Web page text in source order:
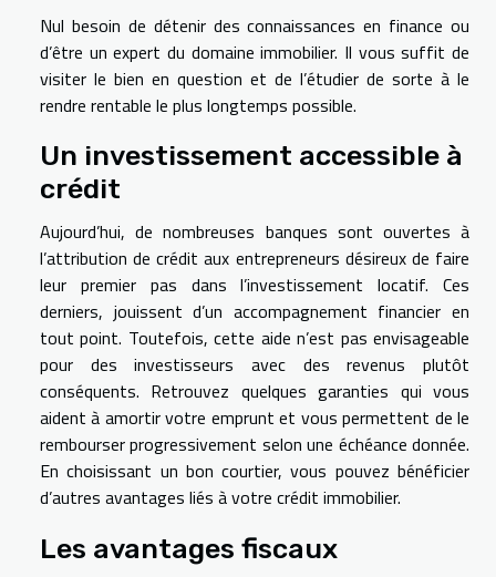
Nul besoin de détenir des connaissances en finance ou
d’être un expert du domaine immobilier. Il vous suffit de
visiter le bien en question et de l’étudier de sorte à le
rendre rentable le plus longtemps possible.
Un investissement accessible à
crédit
Aujourd’hui, de nombreuses banques sont ouvertes à
l’attribution de crédit aux entrepreneurs désireux de faire
leur premier pas dans l’investissement locatif. Ces
derniers, jouissent d’un accompagnement financier en
tout point. Toutefois, cette aide n’est pas envisageable
pour des investisseurs avec des revenus plutôt
conséquents. Retrouvez quelques garanties qui vous
aident à amortir votre emprunt et vous permettent de le
rembourser progressivement selon une échéance donnée.
En choisissant un bon courtier, vous pouvez bénéficier
d’autres avantages liés à votre crédit immobilier.
Les avantages fiscaux